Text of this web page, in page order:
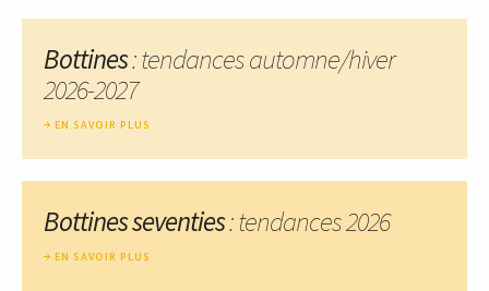
Bottines: tendances automne/hiver
2026-2027
EN SAVOIR PLUS
Bottines seventies: tendances 2026
EN SAVOIR PLUS